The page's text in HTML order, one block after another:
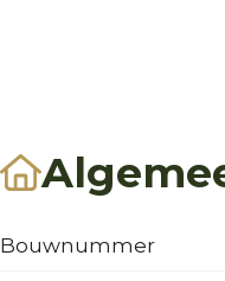
Bouwnummer